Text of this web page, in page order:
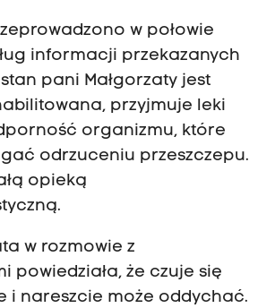
w połowie
informacji przekazanych
pani Małgorzaty jest
przyjmuje leki
organizmu, które
odrzuceniu przeszczepu.
opieką
w rozmowie z
powiedziała, że czuje się
i nareszcie może oddychać.